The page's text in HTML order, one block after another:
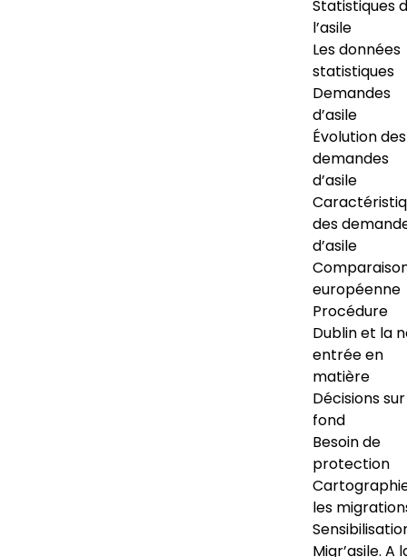
Statistiques
l’asile
Les données
statistiques
Demandes
d’asile
Évolution des
demandes
d’asile
des
d’asile
européenne
Procédure
Dublin et la
entrée en
matière
Décisions
fond
Besoin de
protection
les
Migr’asile. A